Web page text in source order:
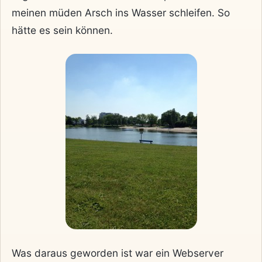
meinen müden Arsch ins Wasser schleifen. So
hätte es sein können.
Was daraus geworden ist war ein Webserver